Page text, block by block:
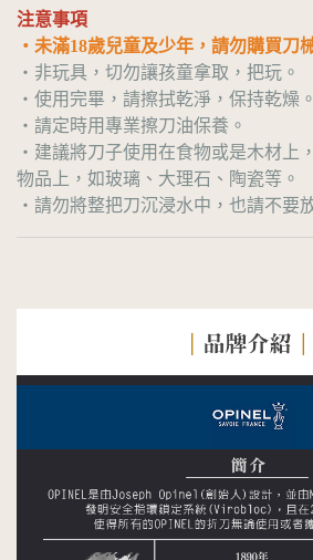
注意事項
・未滿18歲兒童及少年，請勿購買刀
・非玩具，切勿讓孩童拿取，把玩。
・使用完畢，請擦拭乾淨，保持乾燥。
・請定時用專業擦刀油保養。
・建議將刀子使用在食物或是木材上
物品上，如玻璃、大理石、陶瓷等。
・請勿將整把刀沉浸水中，也請不要